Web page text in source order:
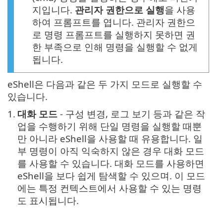
지입니다. 관리자 권한으로 실행을 사용
하여 프롬프트를 엽니다. 관리자 권한으
로 명령 프롬프트를 실행하지 못하면 권
한 부족으로 인해 명령을 실행할 수 없게
됩니다.
eShell은 다음과 같은 두 가지 모드로 실행할 수
있습니다.
1. 대화 모드 - 구성 변경, 로그 보기 등과 같은 작
업을 수행하기 위해 단일 명령을 실행할 때뿐
만 아니라 eShell을 사용할 때 유용합니다. 일
부 명령이 아직 익숙하지 않은 경우 대화 모드
를 사용할 수 있습니다. 대화 모드를 사용하면
eShell을 보다 쉽게 탐색할 수 있으며. 이 모드
에는 특정 컨텍스트에서 사용할 수 있는 명령
도 표시됩니다.